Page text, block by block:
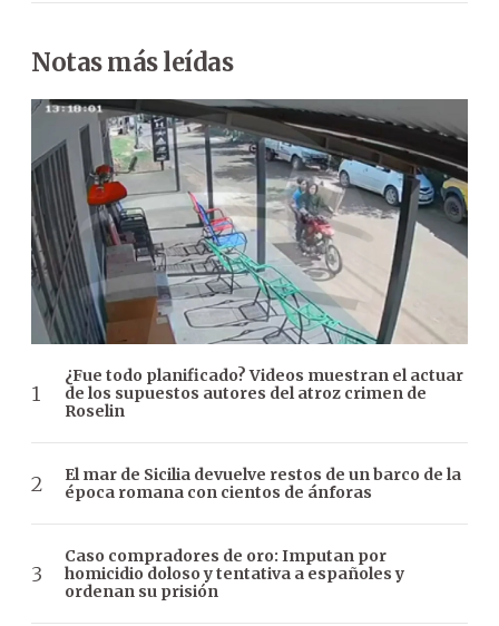
Notas más leídas
¿Fue todo planificado? Videos muestran el actuar
de los supuestos autores del atroz crimen de
Roselin
El mar de Sicilia devuelve restos de un barco de la
época romana con cientos de ánforas
Caso compradores de oro: Imputan por
homicidio doloso y tentativa a españoles y
ordenan su prisión